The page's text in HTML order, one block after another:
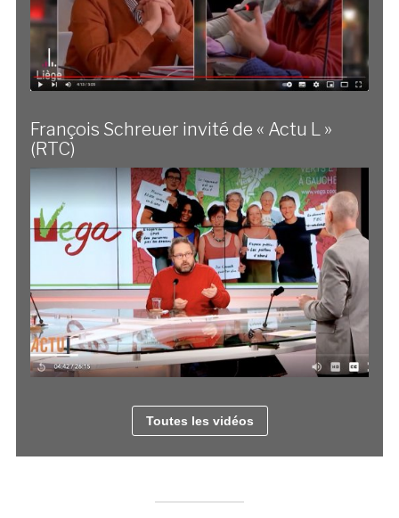
François Schreuer invité de « Actu L »
(RTC)
Toutes les vidéos